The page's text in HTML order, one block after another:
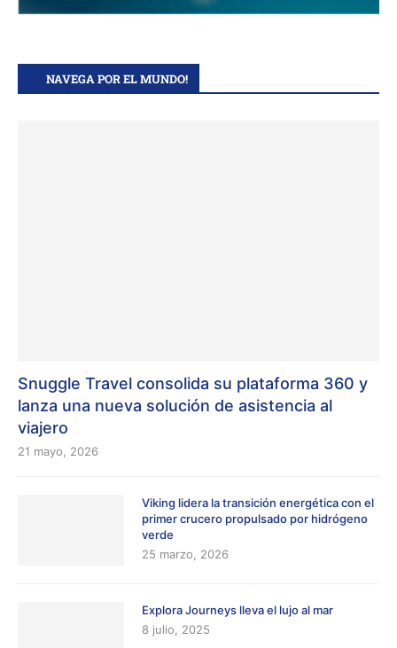
NAVEGA POR EL MUNDO!
Snuggle Travel consolida su plataforma 360 y
lanza una nueva solución de asistencia al
viajero
21 mayo, 2026
Viking lidera la transición energética con el
primer crucero propulsado por hidrógeno
verde
25 marzo, 2026
Explora Journeys lleva el lujo al mar
8 julio, 2025